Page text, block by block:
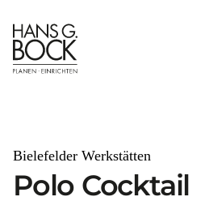
Bielefelder Werkstätten
Polo Cocktail